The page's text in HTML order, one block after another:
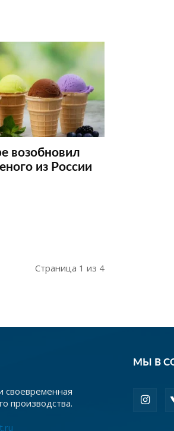
возобновил
из России
Страница 1 из 4
своевременная
производства.
МЫ В